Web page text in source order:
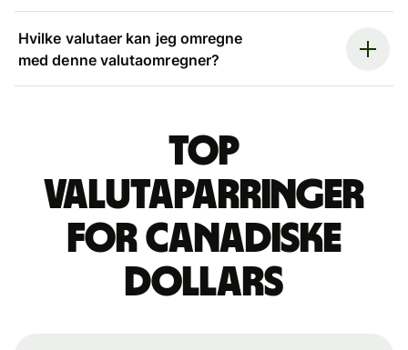
Hvilke valutaer kan jeg omregne
med denne valutaomregner?
Top
valutaparringer
for canadiske
dollars